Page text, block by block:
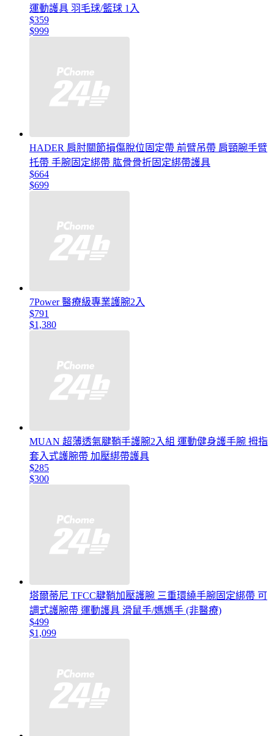
運動護具 羽毛球/籃球 1入
$359
$999
HADER 肩肘關節損傷脫位固定帶 前臂吊帶 肩頸腕手臂
托帶 手腕固定綁帶 肱骨骨折固定綁帶護具
$664
$699
7Power 醫療級專業護腕2入
$791
$1,380
MUAN 超薄透氣腱鞘手護腕2入組 運動健身護手腕 拇指
套入式護腕帶 加壓綁帶護具
$285
$300
塔爾蒂尼 TFCC腱鞘加壓護腕 三重環繞手腕固定綁帶 可
調式護腕帶 運動護具 滑鼠手/媽媽手 (非醫療)
$499
$1,099